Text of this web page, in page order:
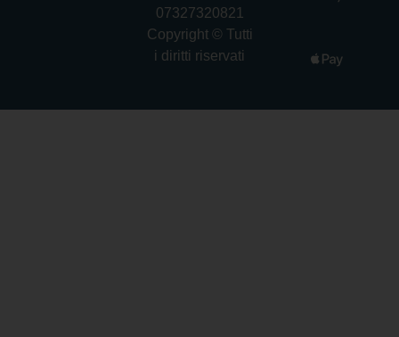
07327320821
Copyright © Tutti
i diritti riservati